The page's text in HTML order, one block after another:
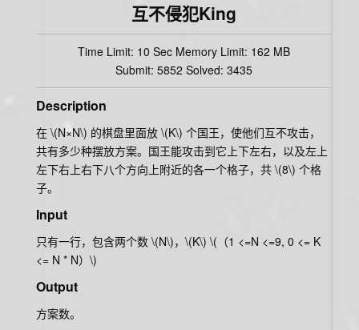
互不侵犯King
Time Limit: 10 Sec Memory Limit: 162 MB
Submit: 5852 Solved: 3435
Description
在 \(N×N\) 的棋盘里面放 \(K\) 个国王，使他们互不攻击，
共有多少种摆放方案。国王能攻击到它上下左右，以及左上
左下右上右下八个方向上附近的各一个格子，共 \(8\) 个格
子。
Input
只有一行，包含两个数 \(N\)， \(K\) \(（1 <=N <=9, 0 <= K
<= N * N）\)
Output
方案数。